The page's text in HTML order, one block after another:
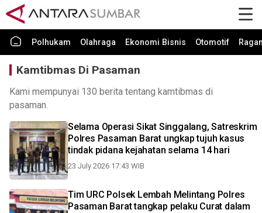
Polhukam Olahraga Ekonomi Bisnis Otomotif
Kamtibmas Di Pasaman
Kami mempunyai 130 berita tentang kamtibmas di
pasaman.
Selama Operasi Sikat Singgalang, Satreskrim
Polres Pasaman Barat ungkap tujuh kasus
tindak pidana kejahatan selama 14 hari
23 July 2026 17:43 WIB
Tim URC Polsek Lembah Melintang Polres
Pasaman Barat tangkap pelaku Curat dalam